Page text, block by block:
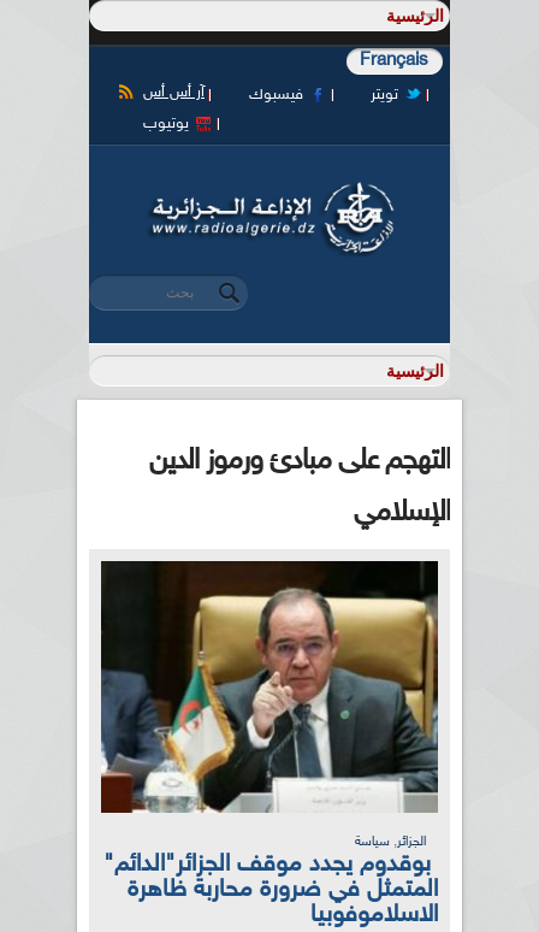
Français
آر أس أس فيسبوك
تويتر
يوتيوب
استمارة البحث
‏بحث ‏
التهجم على مبادئ ورموز الدين
الإسلامي
الجزائر, سياسة
بوقدوم يجدد موقف الجزائر"الدائم"
المتمثل في ضرورة محاربة ظاهرة
الاسلاموفوبيا